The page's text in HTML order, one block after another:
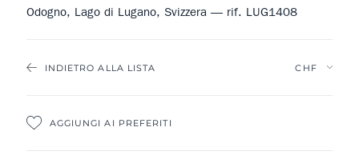
INDIETRO ALLA LISTA
AGGIUNGI AI PREFERITI
Odogno, Lago di Lugano, Svizzera — rif. LUG1408